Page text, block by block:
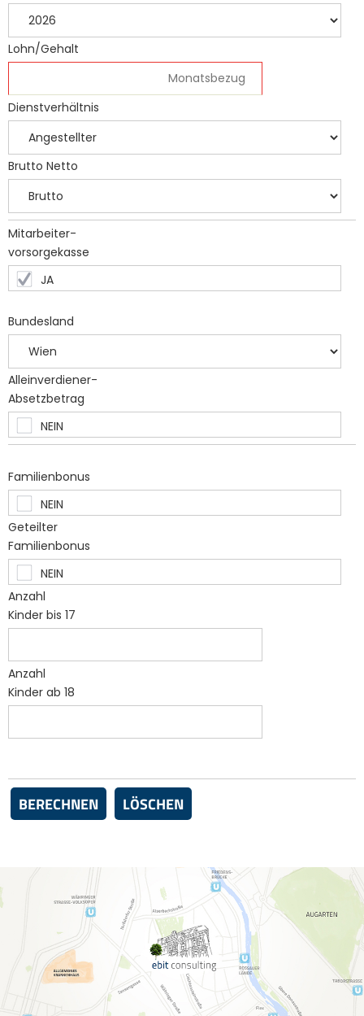
Lohn/Gehalt
Dienstverhältnis
Brutto Netto
Mitarbeiter-
vorsorgekasse
Bundesland
Alleinverdiener-
Absetzbetrag
Familienbonus
Geteilter
Familienbonus
Anzahl
Kinder bis 17
Anzahl
Kinder ab 18